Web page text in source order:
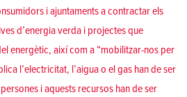
i ajuntaments a contractar els
d’energia verda i projectes que
energètic, així com a “mobilitzar-nos per
l’electricitat, l’aigua o el gas han de ser
i aquests recursos han de ser